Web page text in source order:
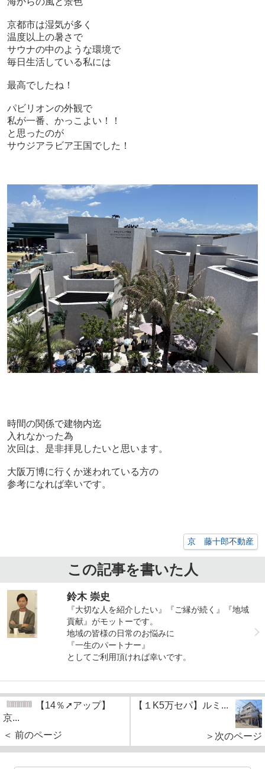
京都市は湿気が多く
温度以上の暑さで
サウナの中のような環境で
毎日生活している私には
最高でしたね！
パビリオンの外観で
私が一番、かっこよい！！
と思ったのが
サウジアラビア王国でした！
時間の関係で建物内迄
入れなかった為
次回は、是非拝見したいと思います。
大阪万博に行くか迷われている方の
参考になれば幸いです。
京 藤十郎不動産
この記事を書いた人
鈴木 崇史
『大切な人を紹介したい』『ご縁が続く』『地域
貢献』がモットーです。
地域の皆様の日常のお悩みに
『一生のパートナー』
としてご利用頂ければ幸いです。
【14％➚アップ】
京...
＜ 前のページ
【１K5万セパ】ルミ...
＞次のページ